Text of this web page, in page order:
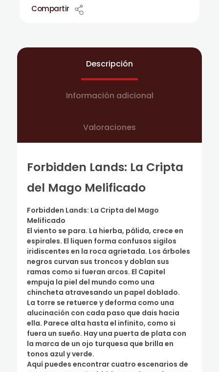
Compartir
Descripción
Información adicional
Valoraciones
Forbidden Lands: La Cripta
del Mago Melificado
Forbidden Lands: La Cripta del Mago
Melificado
El viento se para. La hierba, pálida, crece en
espirales. El liquen forma confusos sigilos
iridiscentes en la roca agrietada. Los árboles
negros curvan sus troncos y doblan sus
ramas como si fueran arcos. El Capitel
empuja la piel del mundo como una
chincheta atravesando un papel doblado.
La torre se retuerce y deforma como una
alucinación con cada paso que dais hacia
ella. Parece alta hasta el infinito, como si
fuera un sueño. Hay una puerta de plata con
la marca de un ojo turquesa que brilla en
tonos azul y verde.
Aquí puedes encontrar cuatro escenarios de